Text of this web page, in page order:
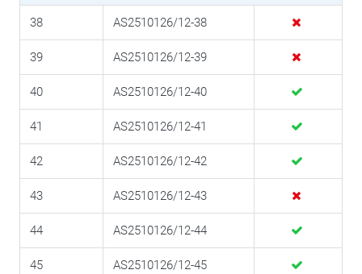
38 AS2510126/12-38
39 AS2510126/12-39
40 AS2510126/12-40
41 AS2510126/12-41
42 AS2510126/12-42
43 AS2510126/12-43
44 AS2510126/12-44
45 AS2510126/12-45